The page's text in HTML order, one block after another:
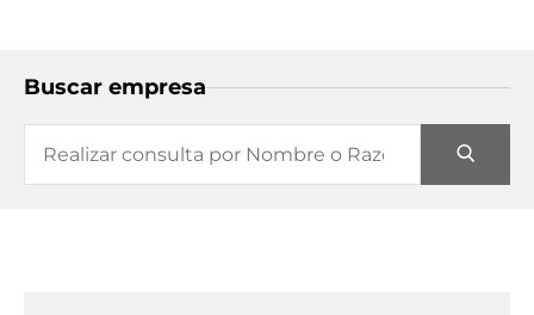
Buscar empresa